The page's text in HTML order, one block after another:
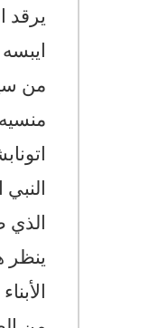
يرقد
من
الذي
ينظر
الأبناء